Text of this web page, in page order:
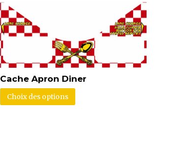
Cache Apron Diner
Choix des options